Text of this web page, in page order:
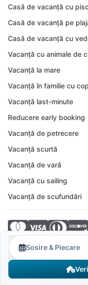
Sosire & Plecare
Casă de vacanță cu
Casă de vacanță pe
Casă de vacanță cu
Vacanță cu animale de
Vacanță la mare
Vacanță în familie cu
Vacanță last-minute
Reducere early booking
Vacanță de petrecere
Vacanță scurtă
Vacanță de vară
Vacanță cu sailing
Vacanță de scufundări